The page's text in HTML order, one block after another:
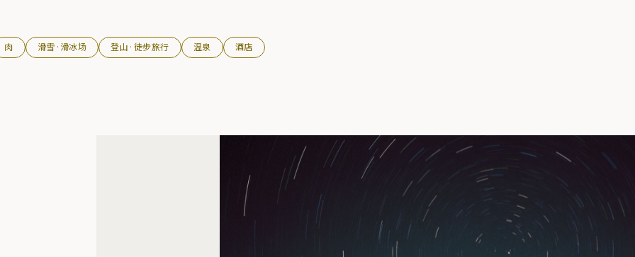
肉 滑雪·滑冰场 登山·徒步旅行 温泉 酒店